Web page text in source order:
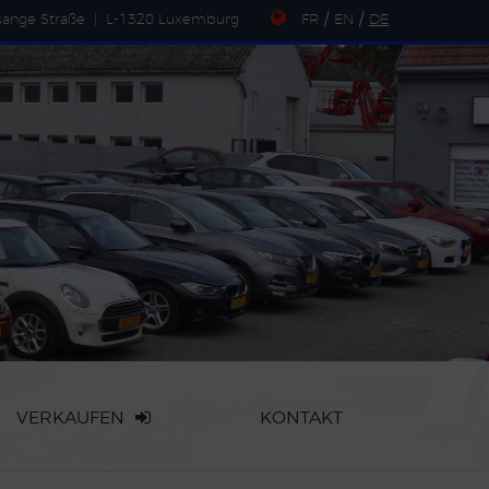
Straße L-1320 Luxemburg FR / EN / DE
VERKAUFEN KONTAKT